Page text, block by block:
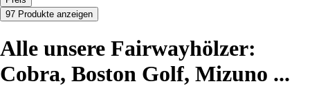
97 Produkte anzeigen
Alle unsere Fairwayhölzer:
Cobra, Boston Golf, Mizuno ...